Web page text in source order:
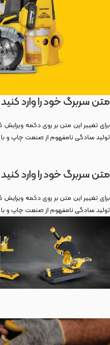
متن سربرگ خود را وارد کنید
برای تغییر این متن بر روی دکمه
تولید سادگی نامفهوم از صنعت چاپ و
متن سربرگ خود را وارد کنید
برای تغییر این متن بر روی دکمه
تولید سادگی نامفهوم از صنعت چاپ و